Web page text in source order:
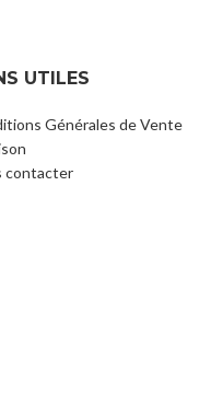
UTILES
Générales de Vente
contacter